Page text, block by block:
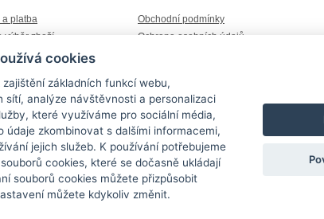
a platba
výběr zboží
aktuality
Obchodní podmínky
Ochrana osobních údajů
Odstoupení od kupní smlouvy
|
- Kontakt: +420 722 939 388, info@sara-jbc.cz
nad Nisou s dlouholetou tradicí. Nabízíme
látkové a kožené
Značkovépeněženky Camel Active, Cosset, EYE, Loap, Valentini, HIS,
textilní peněženky, ale i peněženky "
" pro
školy včetně 1 stupně (v nabídce též penály),
cookies
základních funkcí webu,
sítí, analýze návštěvnosti a personalizaci
které využíváme pro sociální média,
údaje zkombinovat s dalšími informacemi,
jejich služeb. K používání potřebujeme
cookies, které se dočasně ukládají
souborů cookies můžete přizpůsobit
můžete kdykoliv změnit.